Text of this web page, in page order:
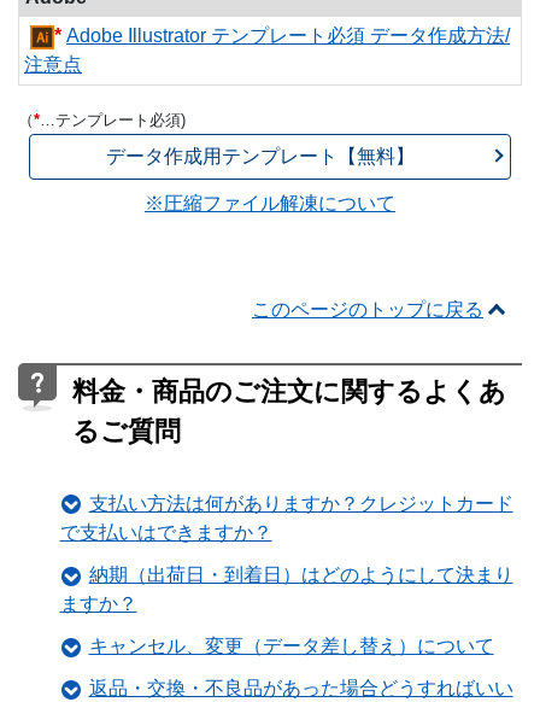
* Adobe Illustrator テンプレート必須 データ作成方法/
注意点
（*…テンプレート必須)
データ作成用テンプレート【無料】
※圧縮ファイル解凍について
このページのトップに戻る
料金・商品のご注文に関するよくあ
るご質問
支払い方法は何がありますか？クレジットカード
で支払いはできますか？
納期（出荷日・到着日）はどのようにして決まり
ますか？
キャンセル、変更（データ差し替え）について
返品・交換・不良品があった場合どうすればいい